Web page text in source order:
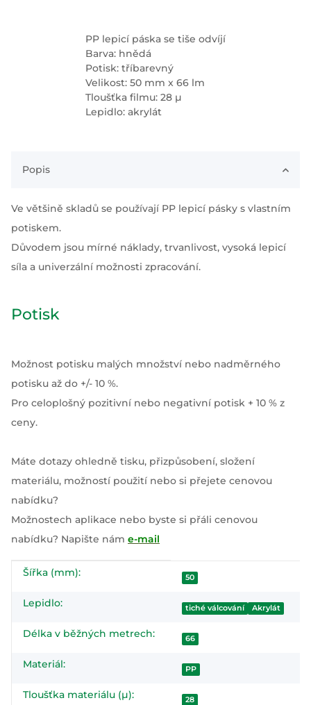
PP lepicí páska se tiše odvíjí
Barva: hnědá
Potisk: tříbarevný
Velikost: 50 mm x 66 lm
Tloušťka filmu: 28 µ
Lepidlo: akrylát
Popis
Ve většině skladů se používají PP lepicí pásky s vlastním
potiskem.
Důvodem jsou mírné náklady, trvanlivost, vysoká lepicí
síla a univerzální možnosti zpracování.
Potisk
Možnost potisku malých množství nebo nadměrného
potisku až do +/- 10 %.
Pro celoplošný pozitivní nebo negativní potisk + 10 % z
ceny.
Máte dotazy ohledně tisku, přizpůsobení, složení
materiálu, možností použití nebo si přejete cenovou
nabídku?
Možnostech aplikace nebo byste si přáli cenovou
nabídku? Napište nám e-mail
#productDetails.itemInformation#
#productDetails.itemValue#
Šířka (mm): 50
Lepidlo: tiché válcování Akrylát
Délka v běžných metrech: 66
Materiál: PP
Tloušťka materiálu (µ): 28